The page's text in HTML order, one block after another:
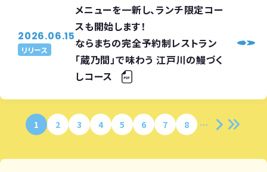
2026.06.15
リリース
メニューを一新し、ランチ限定コー
スも開始します！
ならまちの完全予約制レストラン
「蔵乃間」で味わう 江戸川の鰻づく
しコース
1 2 3 4 5 6 7 8